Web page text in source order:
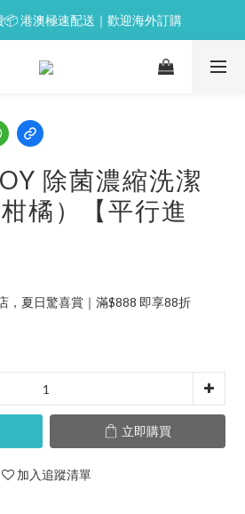
day｜7%購物金回贈
港澳極速配送｜歡迎海外訂購
員｜首單即減 $50💰
除菌濃縮洗潔
橘）【平行進
，夏日驚喜賞｜滿$888 即享88折
立即購買
加入追蹤清單